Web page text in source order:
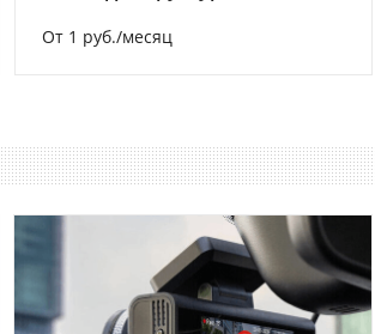
От 1 руб./месяц